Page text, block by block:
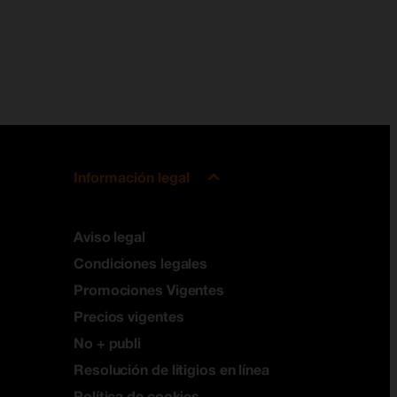
Información legal
Aviso legal
Condiciones legales
Promociones Vigentes
Precios vigentes
No + publi
Resolución de litigios en línea